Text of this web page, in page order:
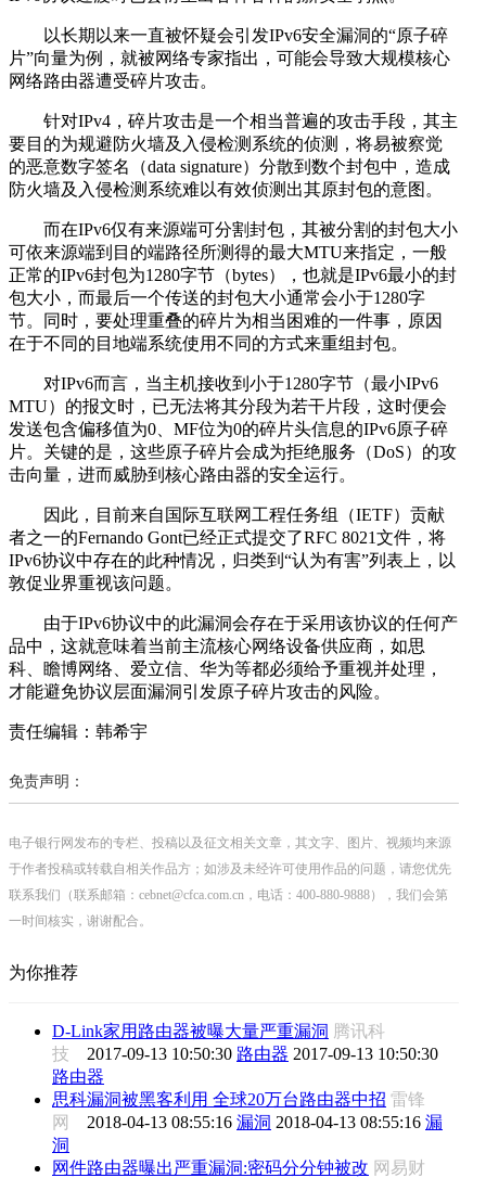
以长期以来一直被怀疑会引发IPv6安全漏洞的“原子碎
片”向量为例，就被网络专家指出，可能会导致大规模核心
网络路由器遭受碎片攻击。
针对IPv4，碎片攻击是一个相当普遍的攻击手段，其主
要目的为规避防火墙及入侵检测系统的侦测，将易被察觉
的恶意数字签名（data signature）分散到数个封包中，造成
防火墙及入侵检测系统难以有效侦测出其原封包的意图。
而在IPv6仅有来源端可分割封包，其被分割的封包大小
可依来源端到目的端路径所测得的最大MTU来指定，一般
正常的IPv6封包为1280字节（bytes），也就是IPv6最小的封
包大小，而最后一个传送的封包大小通常会小于1280字
节。同时，要处理重叠的碎片为相当困难的一件事，原因
在于不同的目地端系统使用不同的方式来重组封包。
对IPv6而言，当主机接收到小于1280字节（最小IPv6
MTU）的报文时，已无法将其分段为若干片段，这时便会
发送包含偏移值为0、MF位为0的碎片头信息的IPv6原子碎
片。关键的是，这些原子碎片会成为拒绝服务（DoS）的攻
击向量，进而威胁到核心路由器的安全运行。
因此，目前来自国际互联网工程任务组（IETF）贡献
者之一的Fernando Gont已经正式提交了RFC 8021文件，将
IPv6协议中存在的此种情况，归类到“认为有害”列表上，以
敦促业界重视该问题。
由于IPv6协议中的此漏洞会存在于采用该协议的任何产
品中，这就意味着当前主流核心网络设备供应商，如思
科、瞻博网络、爱立信、华为等都必须给予重视并处理，
才能避免协议层面漏洞引发原子碎片攻击的风险。
责任编辑：韩希宇
免责声明：
电子银行网发布的专栏、投稿以及征文相关文章，其文字、图片、视频均来源
于作者投稿或转载自相关作品方；如涉及未经许可使用作品的问题，请您优先
联系我们（联系邮箱：cebnet@cfca.com.cn，电话：400-880-9888），我们会第
一时间核实，谢谢配合。
为你推荐
D-Link家用路由器被曝大量严重漏洞 腾讯科
技 2017-09-13 10:50:30 路由器 2017-09-13 10:50:30
路由器
思科漏洞被黑客利用 全球20万台路由器中招 雷锋
网 2018-04-13 08:55:16 漏洞 2018-04-13 08:55:16 漏
洞
网件路由器曝出严重漏洞:密码分分钟被改 网易财